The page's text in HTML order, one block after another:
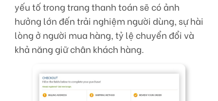
yếu tố trong trang thanh toán sẽ có ảnh
hưởng lớn đến trải nghiệm người dùng, sự hài
lòng ở người mua hàng, tỷ lệ chuyển đổi và
khả năng giữ chân khách hàng.